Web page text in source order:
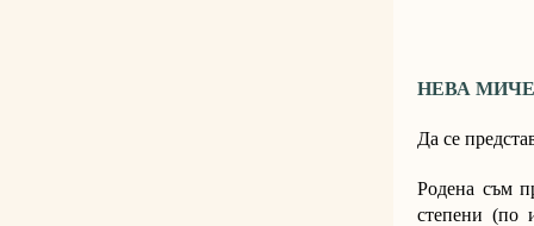
НЕВА
Да се
Родена съм
степени (по